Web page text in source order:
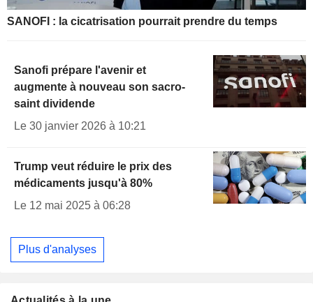
SANOFI : la cicatrisation pourrait prendre du temps
Sanofi prépare l'avenir et
augmente à nouveau son sacro-
saint dividende
Le 30 janvier 2026 à 10:21
Trump veut réduire le prix des
médicaments jusqu'à 80%
Le 12 mai 2025 à 06:28
Plus d'analyses